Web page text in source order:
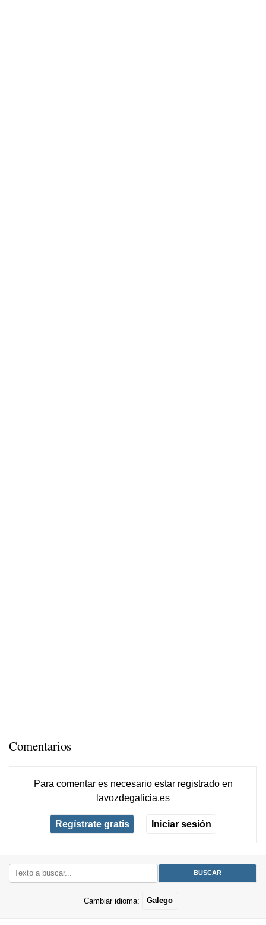
Comentarios
Para comentar es necesario estar registradoen
lavozdegalicia.es
Regístrate gratis Iniciar sesión
Cambiar idioma: Galego